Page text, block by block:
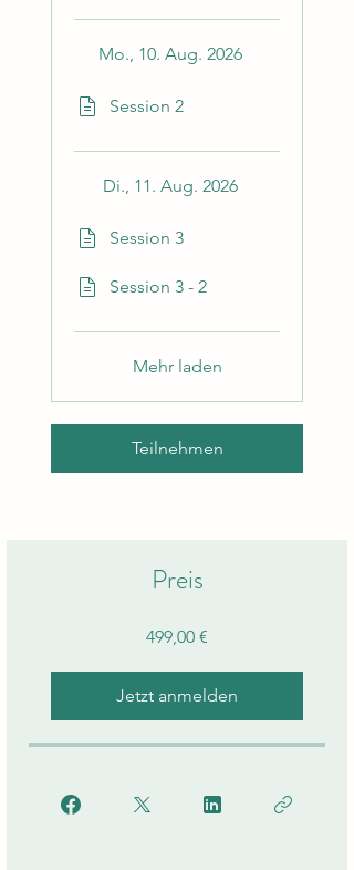
Mo., 10. Aug. 2026
Session 2
Di., 11. Aug. 2026
Session 3
Session 3 - 2
Mehr laden
Teilnehmen
Preis
499,00 €
Jetzt anmelden